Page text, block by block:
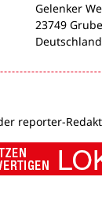
Gelenker
23749 Grube
Deutschland
reporter-